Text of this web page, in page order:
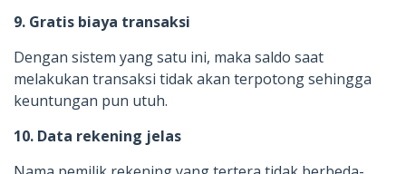
9. Gratis biaya transaksi
Dengan sistem yang satu ini, maka saldo saat
melakukan transaksi tidak akan terpotong sehingga
keuntungan pun utuh.
10. Data rekening jelas